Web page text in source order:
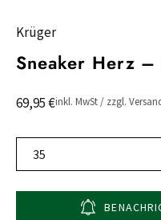
Krüger
Sneaker Herz
69,95 €inkl. MwSt / zzgl.
35